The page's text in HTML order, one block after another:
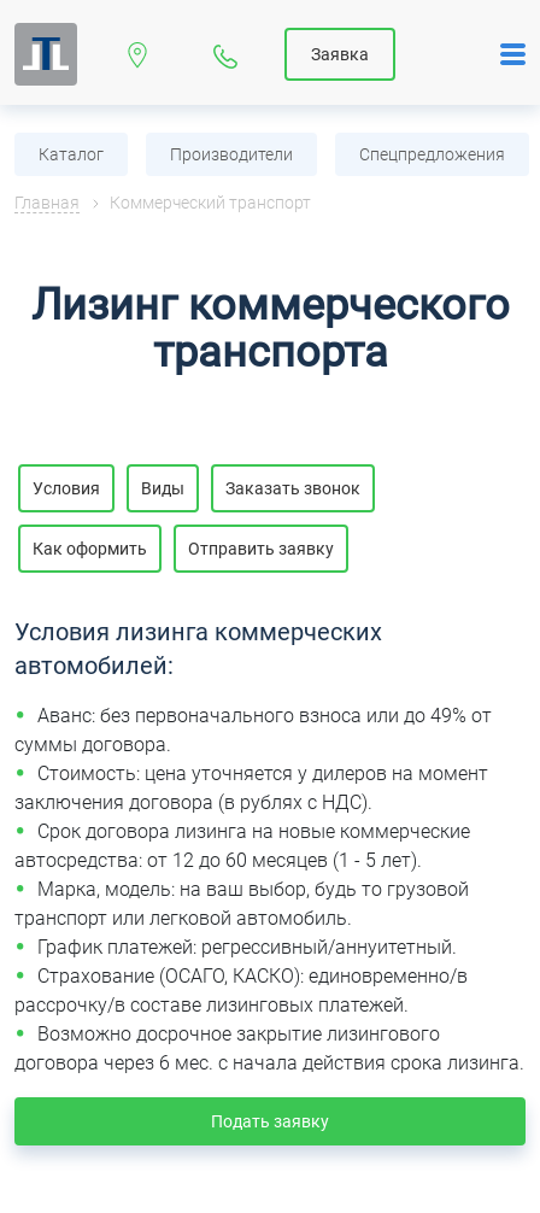
Заявка
Каталог Производители Спецпредложения
Главная Коммерческий транспорт
Лизинг коммерческого
транспорта
Условия Виды Заказать звонок
Как оформить Отправить заявку
Условия лизинга коммерческих
автомобилей:
Аванс: без первоначального взноса или до 49% от
суммы договора.
Стоимость: цена уточняется у дилеров на момент
заключения договора (в рублях с НДС).
Срок договора лизинга на новые коммерческие
автосредства: от 12 до 60 месяцев (1 - 5 лет).
Марка, модель: на ваш выбор, будь то грузовой
транспорт или легковой автомобиль.
График платежей: регрессивный/аннуитетный.
Страхование (ОСАГО, КАСКО): единовременно/в
рассрочку/в составе лизинговых платежей.
Возможно досрочное закрытие лизингового
договора через 6 мес. с начала действия срока лизинга.
Подать заявку